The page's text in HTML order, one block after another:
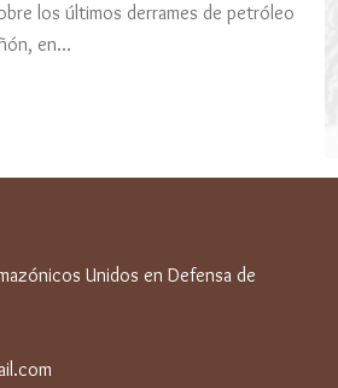
los últimos derrames de petróleo
en…
Unidos en Defensa de